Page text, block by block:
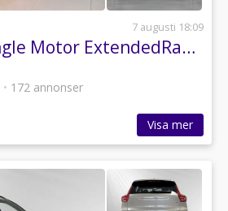
7 augusti 18:09
Volvo Ec40 Single Motor ExtendedRange Plus SE
• 172 annonser
Visa mer